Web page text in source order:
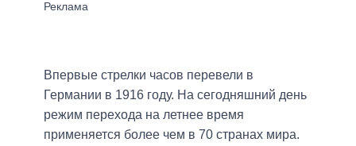
Впервые стрелки часов перевели в
Германии в 1916 году. На сегодняшний день
режим перехода на летнее время
применяется более чем в 70 странах мира.